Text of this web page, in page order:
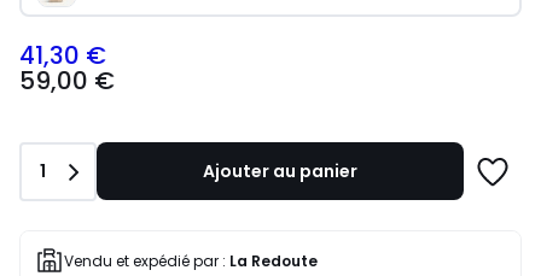
59,00
€
programme
pour
41,30 €
59,00 €
Quantité
1 Ajouter au panier
Vendu et expédié par : La Redoute